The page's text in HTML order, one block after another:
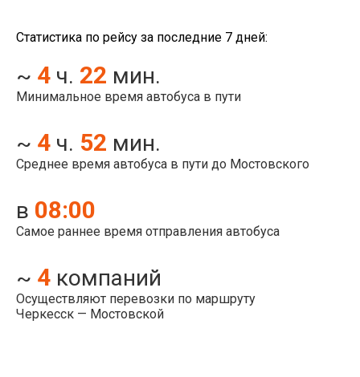
Статистика по рейсу за последние 7 дней:
~ 4 ч. 22 мин.
Минимальное время автобуса в пути
~ 4 ч. 52 мин.
Среднее время автобуса в пути до Мостовского
в 08:00
Самое раннее время отправления автобуса
~ 4 компаний
Осуществляют перевозки по маршруту
Черкесск — Мостовской